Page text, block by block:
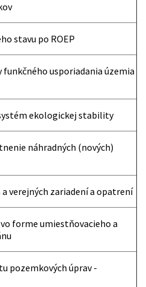
stavu po ROEP
funkčného usporiadania územia
ekologickej stability
náhradných (nových)
verejných zariadení a opatrení
forme umiestňovacieho a
pozemkových úprav -